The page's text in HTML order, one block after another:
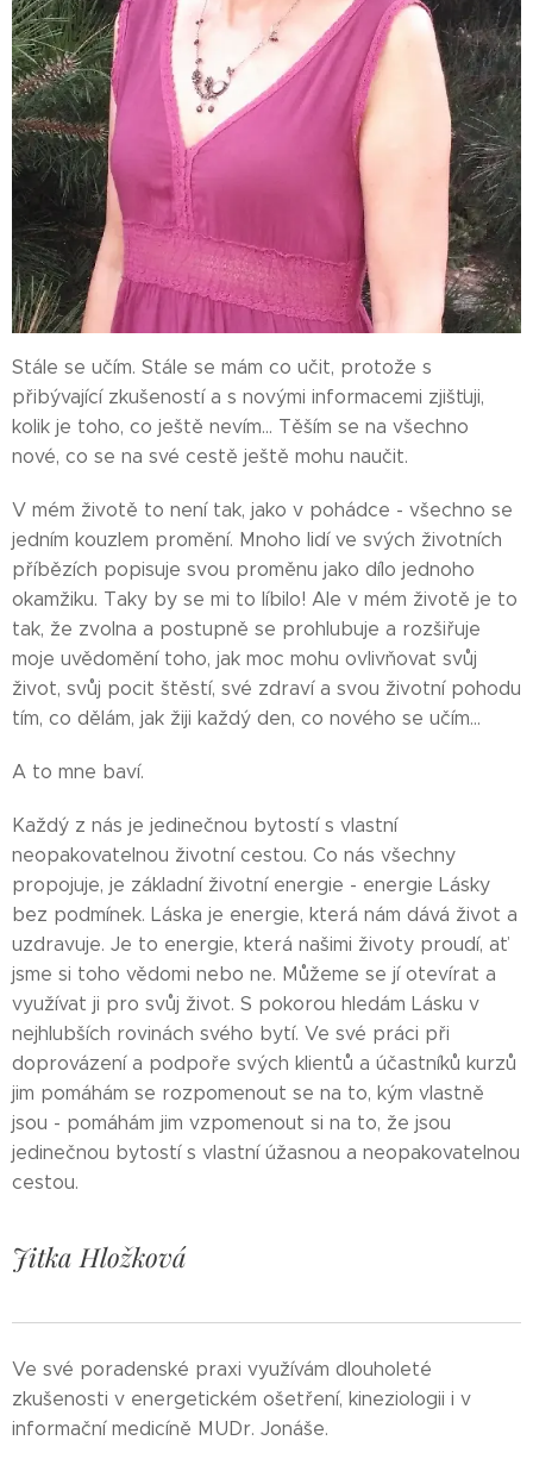
Stále se učím. Stále se mám co učit, protože s
přibývající zkušeností a s novými informacemi zjišťuji,
kolik je toho, co ještě nevím... Těším se na všechno
nové, co se na své cestě ještě mohu naučit.
V mém životě to není tak, jako v pohádce - všechno se
jedním kouzlem promění. Mnoho lidí ve svých životních
příbězích popisuje svou proměnu jako dílo jednoho
okamžiku. Taky by se mi to líbilo! Ale v mém životě je to
tak, že zvolna a postupně se prohlubuje a rozšiřuje
moje uvědomění toho, jak moc mohu ovlivňovat svůj
život, svůj pocit štěstí, své zdraví a svou životní pohodu
tím, co dělám, jak žiji každý den, co nového se učím...
A to mne baví.
Každý z nás je jedinečnou bytostí s vlastní
neopakovatelnou životní cestou. Co nás všechny
propojuje, je základní životní energie - energie Lásky
bez podmínek. Láska je energie, která nám dává život a
uzdravuje. Je to energie, která našimi životy proudí, ať
jsme si toho vědomi nebo ne. Můžeme se jí otevírat a
využívat ji pro svůj život. S pokorou hledám Lásku v
nejhlubších rovinách svého bytí. Ve své práci při
doprovázení a podpoře svých klientů a účastníků kurzů
jim pomáhám se rozpomenout se na to, kým vlastně
jsou - pomáhám jim vzpomenout si na to, že jsou
jedinečnou bytostí s vlastní úžasnou a neopakovatelnou
cestou.
Jitka Hložková
Ve své poradenské praxi využívám dlouholeté
zkušenosti v energetickém ošetření, kineziologii i v
informační medicíně MUDr. Jonáše.